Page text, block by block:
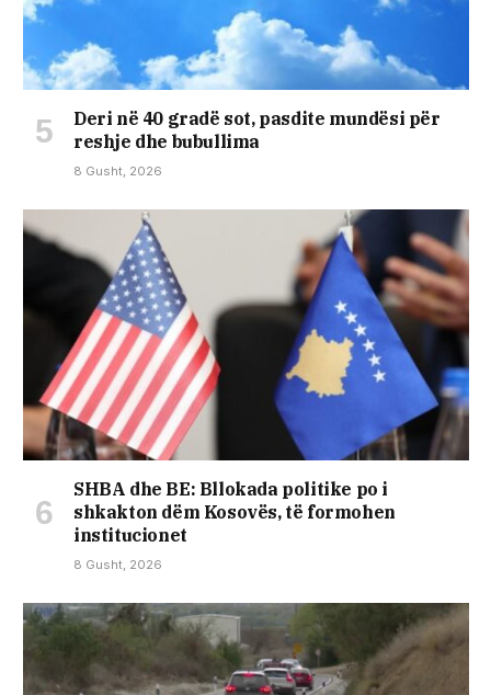
Deri në 40 gradë sot, pasdite mundësi për
reshje dhe bubullima
8 Gusht, 2026
SHBA dhe BE: Bllokada politike po i
shkakton dëm Kosovës, të formohen
institucionet
8 Gusht, 2026